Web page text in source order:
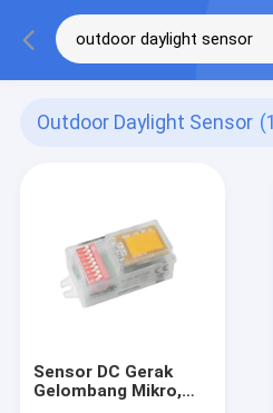
Outdoor Daylight Sensor
Sensor DC Gerak
Gelombang Mikro,